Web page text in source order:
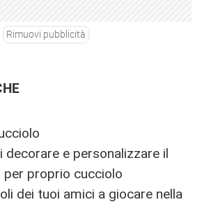
Rimuovi pubblicità
decorare e personalizzare il
per proprio cucciolo
dei tuoi amici a giocare nella